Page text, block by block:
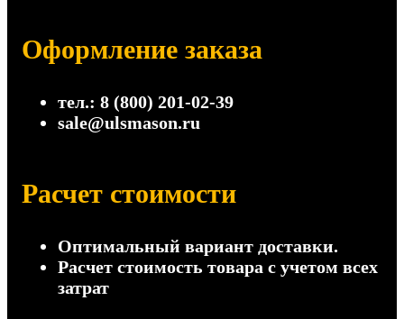
Оформление заказа
тел.: 8 (800) 201-02-39
sale@ulsmason.ru
Расчет стоимости
Оптимальный вариант доставки.
Расчет стоимость товара с учетом всех
затрат